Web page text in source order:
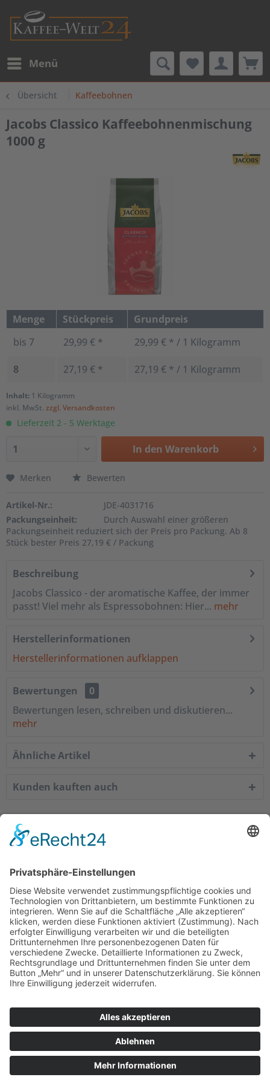
Menü
Übersicht Kaffeebohnen
Jacobs Classico Kaffeebohnenmischung
1000 g
Menge Stückpreis
Grundpreis
bis 7 29,99 € * 29,99 € * / 1 Kilogramm
8 27,19 € * 27,19 € * / 1 Kilogramm
Inhalt: 1 Kilogramm
inkl. MwSt. zzgl. Versandkosten
Lieferzeit 2 - 5 Werktage
In den Warenkorb
Merken Bewerten
Artikel-Nr.:
JDE-4031716
Packungseinheit:
Durch Auswahl einer größeren
Packungseinheit reduziert sich der Preis pro Packung. Ab 8
Stück bester Preis 27,19 € / Packung
Beschreibung
Jacobs Classico - der aromatische Kaffee, der immer
passt! Viel mehr als Espressobohnen: Hier... mehr
Herstellerinformationen
Herstellerinformationen aufklappen
Bewertungen
0
Bewertungen lesen, schreiben und diskutieren...
mehr
Ähnliche Artikel
Kunden kauften auch
Service Hotline
Informationen
Empfehlungen
* Alle Preise inkl. gesetzl. Mehrwertsteuer zzgl.
Über Kaffee-Welt24: Automaten & mehr
Kontakt
Zahlung und Versand
AGB und Kundeninformationen